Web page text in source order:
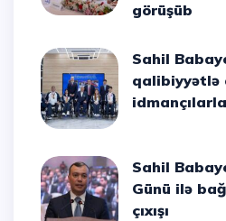
görüşüb
Sahil Babayev Vətənə
qalibiyyətlə
Sahil Babayevin Sahibkarlar
Günü ilə
çıxışı